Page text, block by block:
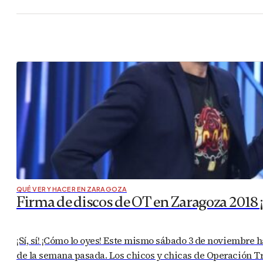
QUÉ VER Y HACER EN ZARAGOZA
Firma de discos de OT en Zaragoza 2018
¡Sí, sí! ¡Cómo lo oyes! Este mismo sábado 3 de
de la semana pasada. Los chicos y chicas de